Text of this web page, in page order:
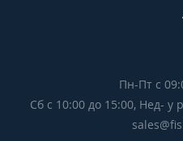
Пн-Пт с
Сб с 10:00 до 15:00, Нед-